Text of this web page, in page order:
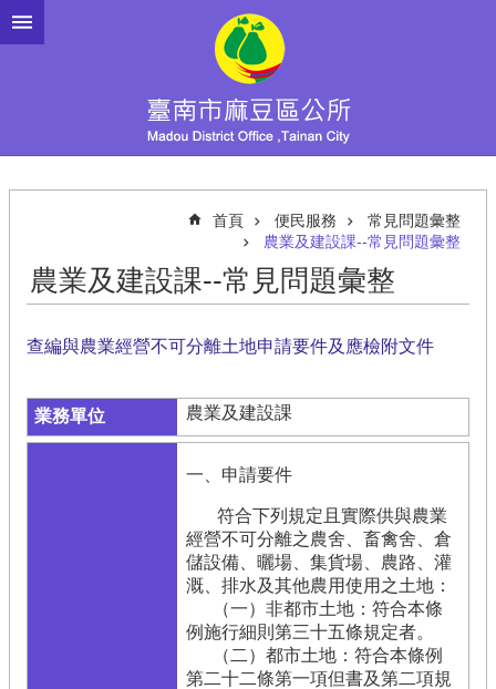
跳到主要內容區塊
首頁 便民服務
常見問題彙整
農業及建設課--常見問題彙整
農業及建設課--常見問題彙整
查編與農業經營不可分離土地申請要件及應檢附文件
農業及建設課
一、申請要件
符合下列規定且實際供與農業
經營不可分離之農舍、畜禽舍、倉
儲設備、曬場、集貨場、農路、灌
溉、排水及其他農用使用之土地：
（一）非都市土地：符合本條
例施行細則第三十五條規定者。
（二）都市土地：符合本條例
第二十二條第一項但書及第二項規